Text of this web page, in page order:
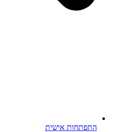
התפתחות אישית